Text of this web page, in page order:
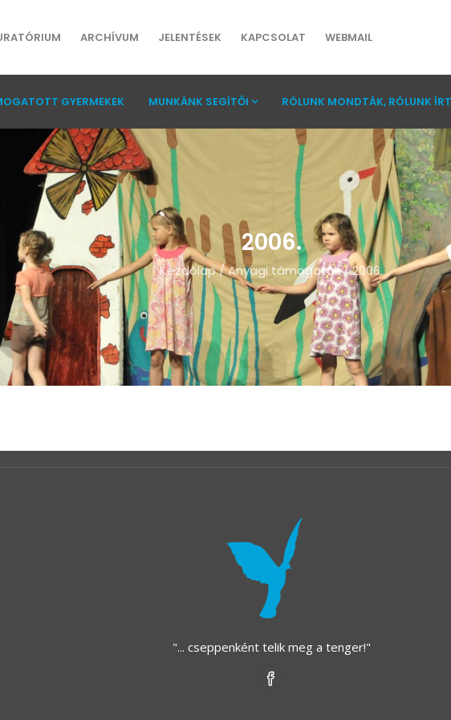
ARCHÍVUM JELENTÉSEK KAPCSOLAT WEBMAIL
GYERMEKEK MUNKÁNK SEGÍTŐI RÓLUNK MONDTÁK, RÓLUNK
2006.
Kezdõlap/Anyagi támogatók/2006.
"... cseppenként telik meg a tenger!"